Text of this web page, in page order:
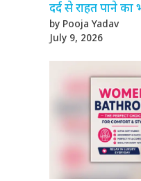
दर्द से राहत पाने का
by Pooja Yadav
July 9, 2026